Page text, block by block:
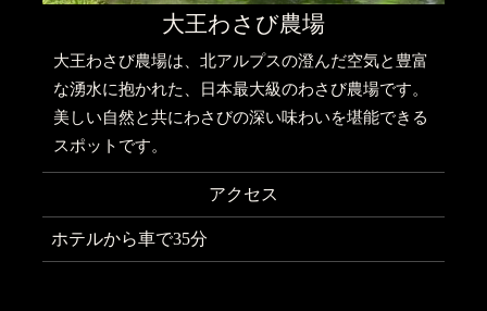
大王わさび農場
大王わさび農場は、北アルプスの澄んだ空気と豊富
な湧水に抱かれた、日本最大級のわさび農場です。
美しい自然と共にわさびの深い味わいを堪能できる
スポットです。
アクセス
ホテルから車で35分